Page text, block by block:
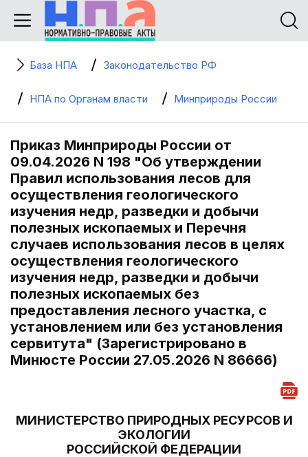
База НПА Законодательство РФ
НПА по Органам власти Минприроды России
Приказ Минприроды России от
09.04.2026 N 198 "Об утверждении
Правил использования лесов для
осуществления геологического
изучения недр, разведки и добычи
полезных ископаемых и Перечня
случаев использования лесов в целях
осуществления геологического
изучения недр, разведки и добычи
полезных ископаемых без
предоставления лесного участка, с
установлением или без установления
сервитута" (Зарегистрировано в
Минюсте России 27.05.2026 N 86666)
МИНИСТЕРСТВО ПРИРОДНЫХ РЕСУРСОВ И
ЭКОЛОГИИ
РОССИЙСКОЙ ФЕДЕРАЦИИ